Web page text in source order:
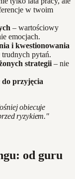
w twoim
– wartościowy
emocjach.
i kwestionowania
trudnych pytań.
strategii – nie
do przyjęcia
obiecuje
ryzykiem."
od guru